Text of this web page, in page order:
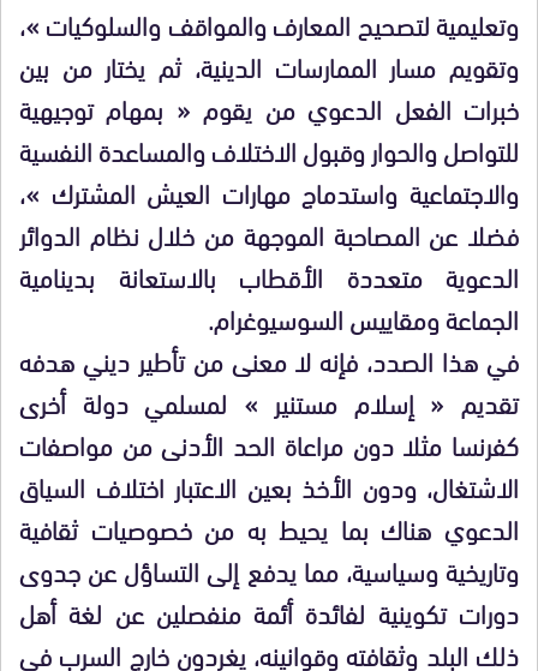
وتعليمية لتصحيح المعارف والمواقف والسلوكيات »،
وتقويم مسار الممارسات الدينية، ثم يختار من بين
خبرات الفعل الدعوي من يقوم « بمهام توجيهية
للتواصل والحوار وقبول الاختلاف والمساعدة النفسية
والاجتماعية واستدماج مهارات العيش المشترك »،
فضلا عن المصاحبة الموجهة من خلال نظام الدوائر
الدعوية متعددة الأقطاب بالاستعانة بدينامية
الجماعة ومقاييس السوسيوغرام.
في هذا الصدد، فإنه لا معنى من تأطير ديني هدفه
تقديم « إسلام مستنير » لمسلمي دولة أخرى
كفرنسا مثلا دون مراعاة الحد الأدنى من مواصفات
الاشتغال، ودون الأخذ بعين الاعتبار اختلاف السياق
الدعوي هناك بما يحيط به من خصوصيات ثقافية
وتاريخية وسياسية، مما يدفع إلى التساؤل عن جدوى
دورات تكوينية لفائدة أئمة منفصلين عن لغة أهل
ذلك البلد وثقافته وقوانينه، يغردون خارج السرب في